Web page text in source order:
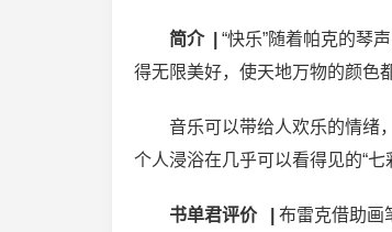
简介 | “快乐”随着帕克的琴
得无限美好，使天地万物的颜色
音乐可以带给人欢乐的情绪
个人浸浴在几乎可以看得见的“七
书单君评价 |
布雷克借助画